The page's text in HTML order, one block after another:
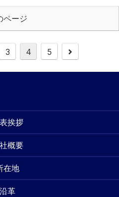
ページ
3 4 5
挨拶
概要
在地
沿革